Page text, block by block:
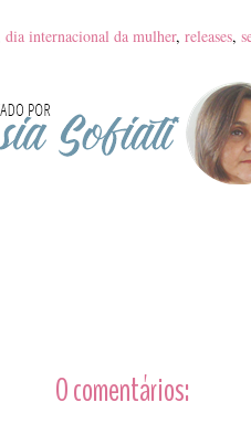
dia internacional da mulher, releases,
0 comentários: